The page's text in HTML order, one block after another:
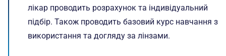
лікар проводить розрахунок та індивідуальний
підбір. Також проводить базовий курс навчання з
використання та догляду за лінзами.